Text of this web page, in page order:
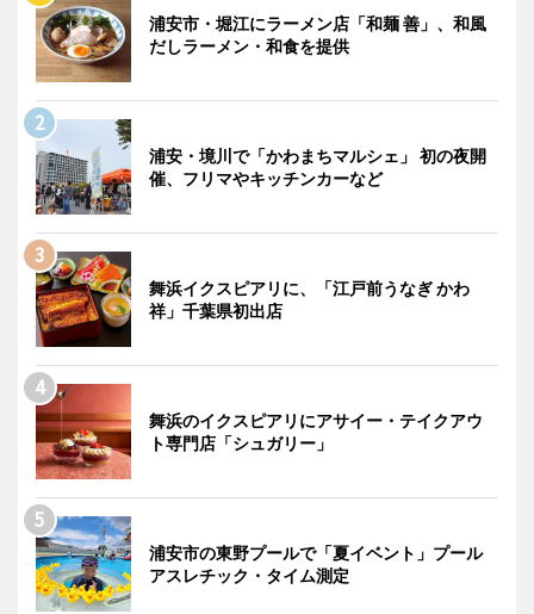
浦安市・堀江にラーメン店「和麺 善」、和風
だしラーメン・和食を提供
浦安・境川で「かわまちマルシェ」 初の夜開
催、フリマやキッチンカーなど
舞浜イクスピアリに、「江戸前うなぎ かわ
祥」千葉県初出店
舞浜のイクスピアリにアサイー・テイクアウ
ト専門店「シュガリー」
浦安市の東野プールで「夏イベント」プール
アスレチック・タイム測定